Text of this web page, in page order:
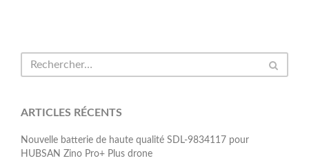
ARTICLES RÉCENTS
Nouvelle batterie de haute qualité SDL-9834117 pour
HUBSAN Zino Pro+ Plus drone